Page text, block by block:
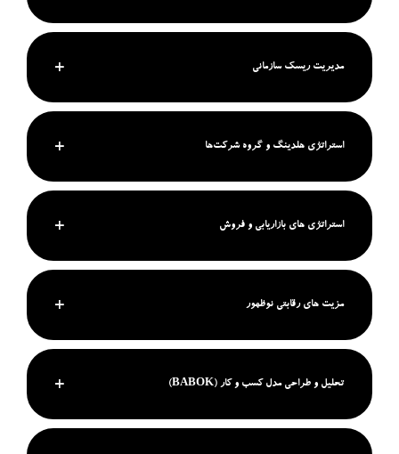
مدیریت ریسک سازمانی
استراتژی هلدینگ و گروه شرکت‌ها
استراتژی های بازاریابی و فروش
مزیت های رقابتی نوظهور
تحلیل و طراحی مدل کسب و کار (BABOK)